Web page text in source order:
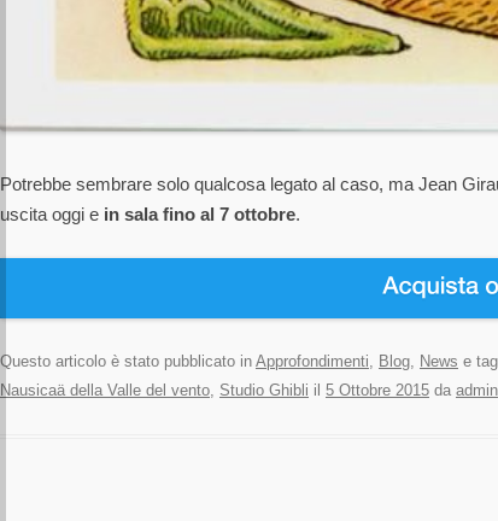
Potrebbe sembrare solo qualcosa legato al caso, ma Jean
uscita oggi e in sala fino al 7 ottobre.
Questo articolo è stato pubblicato in Approfondimenti Blog News e
Nausicaä della Valle del vento Studio Ghibli il 5 Ottobre 2015 da admin